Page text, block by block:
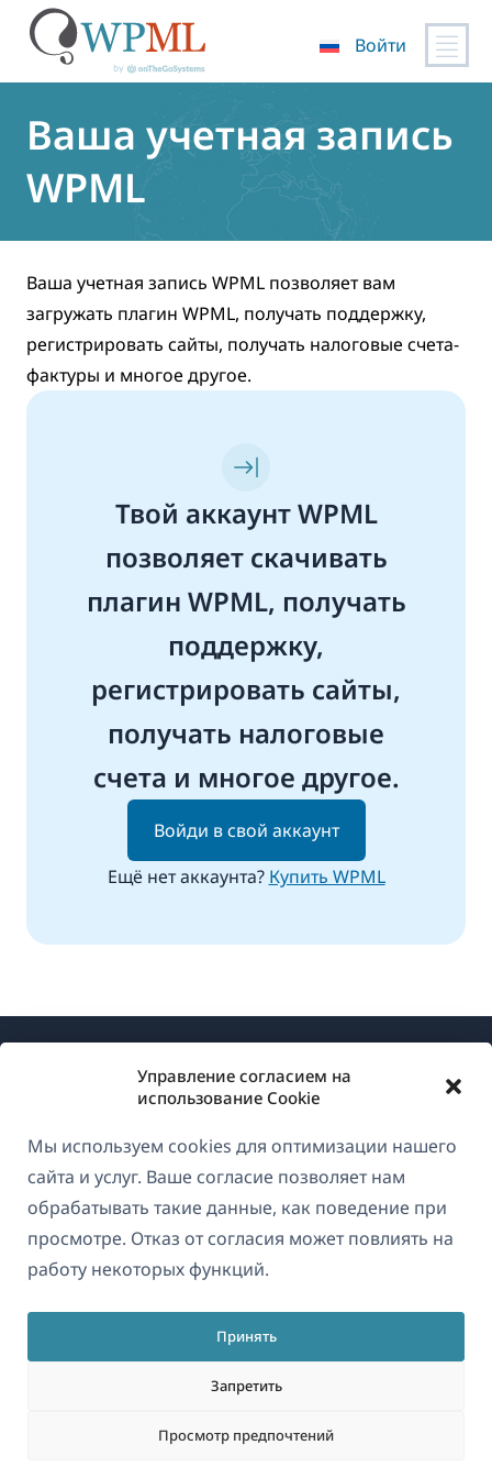
Управление согласием на
использование Cookie
Мы используем cookies для оптимизации нашего
сайта и услуг. Ваше согласие позволяет нам
обрабатывать такие данные, как поведение при
просмотре. Отказ от согласия может повлиять на
работу некоторых функций.
Принять
Запретить
Просмотр предпочтений
содержимому
Войти
Ваша учетная запись
WPML
Ваша учетная запись WPML позволяет вам
загружать плагин WPML, получать поддержку,
регистрировать сайты, получать налоговые счета-
фактуры и многое другое.
Твой аккаунт WPML
позволяет скачивать
плагин WPML, получать
поддержку,
регистрировать сайты,
получать налоговые
счета и многое другое.
Войди в свой аккаунт
Ещё нет аккаунта? Купить WPML
Русский
О WPML
GDPR и политика конфиденциальности
Присоединяйтесь к нашей команде
(открывается
в
новом
окне)
в
новом
окне)
в
окне)